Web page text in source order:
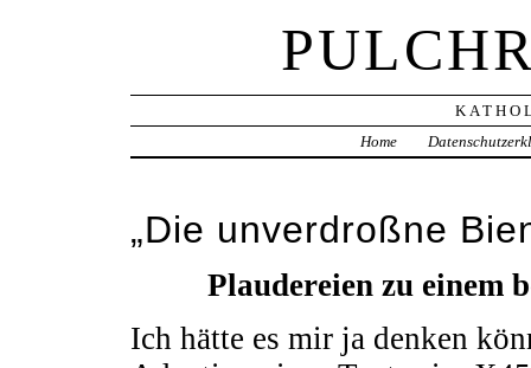
Home
„Die unverdroßne
Plaudereien zu einem
Ich hätte es mir ja denken